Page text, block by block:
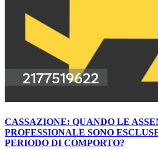
CASSAZIONE: QUANDO LE
PROFESSIONALE SONO
PERIODO DI COMPORTO?